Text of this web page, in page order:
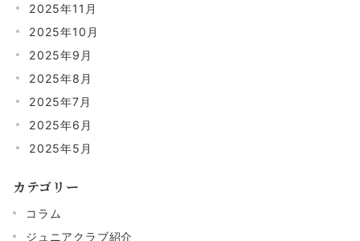
2025年11月
2025年10月
2025年9月
2025年8月
2025年7月
2025年6月
2025年5月
カテゴリー
コラム
ジュニアクラブ紹介